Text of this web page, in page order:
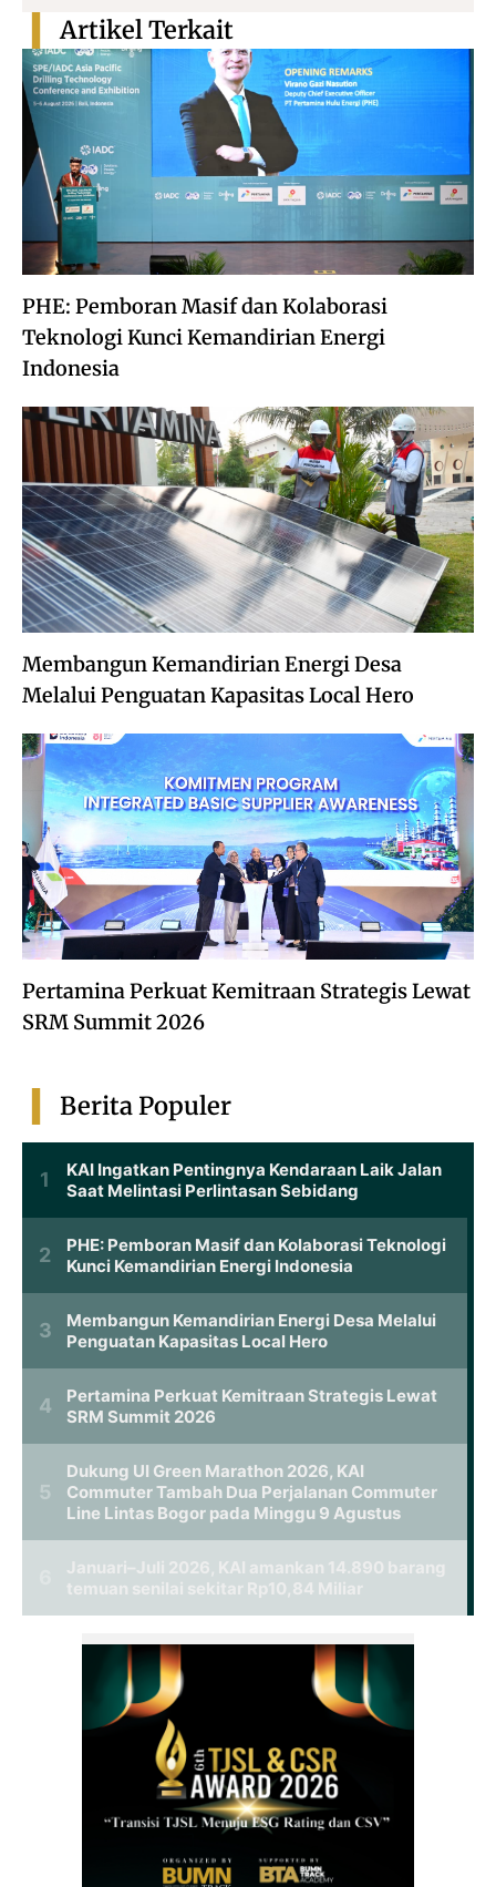
PHE: Pemboran Masif dan Kolaborasi
Teknologi Kunci Kemandirian Energi
Indonesia
Membangun Kemandirian Energi Desa
Melalui Penguatan Kapasitas Local Hero
Pertamina Perkuat Kemitraan Strategis Lewat
SRM Summit 2026
Artikel Terkait
Berita Populer